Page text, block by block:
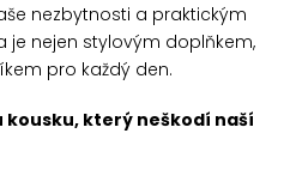
nezbytnosti a praktickým
nejen stylovým doplňkem,
pro každý den.
který neškodí naší